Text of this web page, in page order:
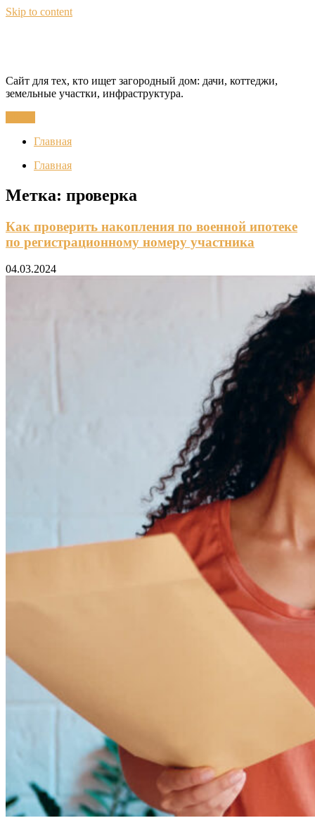
Skip to content
Сайт для тех, кто ищет загородный дом: дачи, коттеджи,
земельные участки, инфраструктура.
Главная
Главная
Метка: проверка
Как проверить накопления по военной ипотеке
по регистрационному номеру участника
04.03.2024